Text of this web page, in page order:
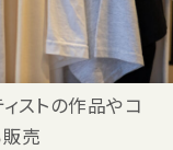
ストの作品やコ
売